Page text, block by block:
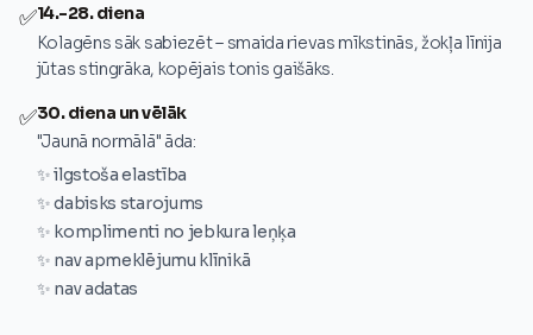
✅14.-28. diena
Kolagēns sāk sabiezēt – smaida rievas mīkstinās, žokļa līnija
jūtas stingrāka, kopējais tonis gaišāks.
✅30. diena un vēlāk
"Jaunā normālā" āda:
✨ ilgstoša elastība
✨ dabisks starojums
✨ komplimenti no jebkura leņķa
✨ nav apmeklējumu klīnikā
✨ nav adatas